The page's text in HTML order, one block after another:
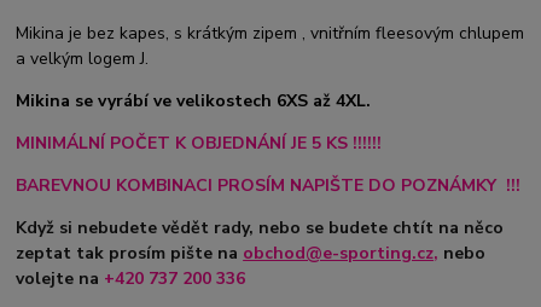
Mikina je bez kapes, s krátkým zipem , vnitřním fleesovým chlupem
a velkým logem J.
Mikina se vyrábí ve velikostech 6XS až 4XL.
MINIMÁLNÍ POČET K OBJEDNÁNÍ JE 5 KS !!!!!!
BAREVNOU KOMBINACI PROSÍM NAPIŠTE DO POZNÁMKY !!!
Když si nebudete vědět rady, nebo se budete chtít na něco
zeptat tak prosím pište na obchod@e-sporting.cz, nebo
volejte na +420 737 200 336